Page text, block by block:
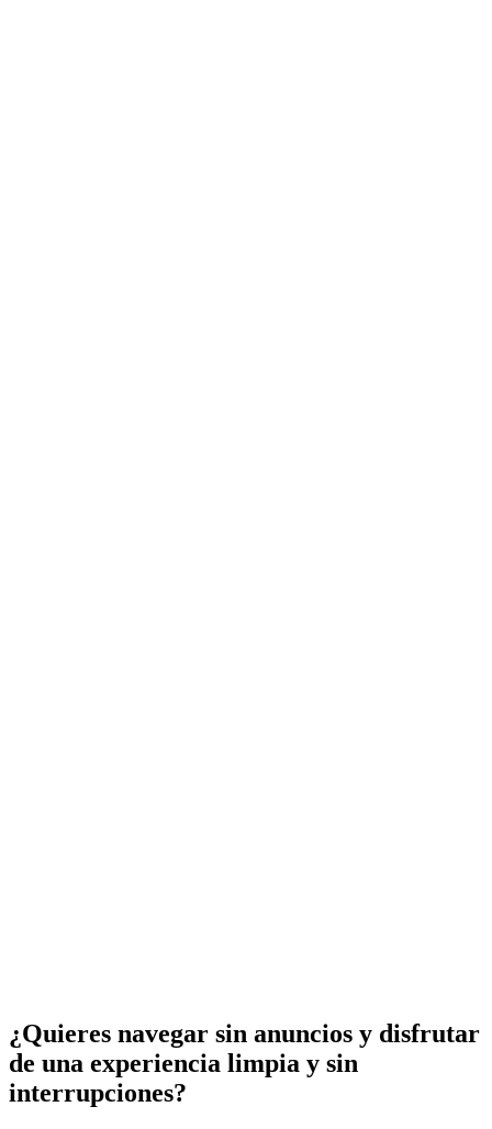
¿Quieres navegar sin anuncios y disfrutar
de una experiencia limpia y sin
interrupciones?